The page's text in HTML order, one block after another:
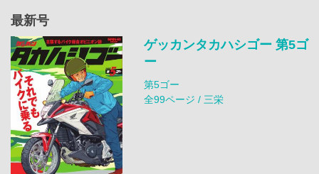
最新号
ゲッカンタカハシゴー 第5ゴ
ー
第5ゴー
全99ページ / 三栄